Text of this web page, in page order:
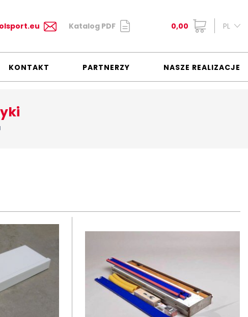
Katalog PDF 0,00 PL
KONTAKT PARTNERZY NASZE REALIZACJE